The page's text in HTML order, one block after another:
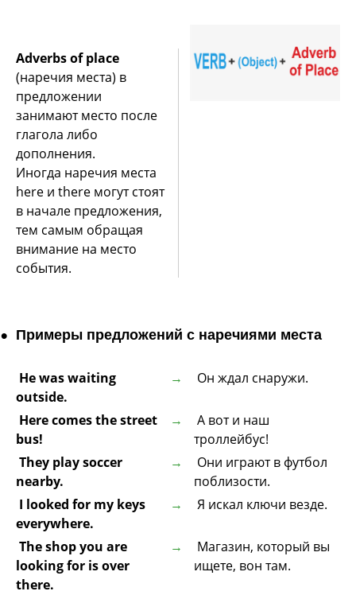
Adverbs of place
(наречия места) в
предложении
занимают место после
глагола либо
дополнения.
Иногда наречия места
here и there могут стоят
в начале предложения,
тем самым обращая
внимание на место
события.
Примеры предложений с наречиями места
He was waiting
outside.
Он ждал снаружи.
Here comes the street
bus!
А вот и наш
троллейбус!
They play soccer
nearby.
Они играют в футбол
поблизости.
I looked for my keys
everywhere.
Я искал ключи везде.
The shop you are
looking for is over
there.
Магазин, который вы
ищете, вон там.